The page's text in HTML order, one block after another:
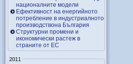
националните модели
Ефективност на енергийното
потребление в индустриалното
производствона България
Структурни промени и
икономически растеж в
страните от ЕС
2011